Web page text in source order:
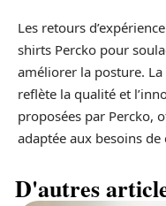
Les retours
shirts Percko pour
améliorer la posture.
reflète la qualité et
proposées par Percko,
adaptée aux besoins de
D'autres